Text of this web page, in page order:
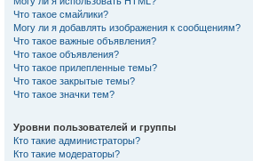
Что такое смайлики?
Могу ли я добавлять изображения к сообщениям?
Что такое важные объявления?
Что такое объявления?
Что такое прилепленные темы?
Что такое закрытые темы?
Что такое значки тем?
Уровни пользователей и группы
Кто такие администраторы?
Кто такие модераторы?